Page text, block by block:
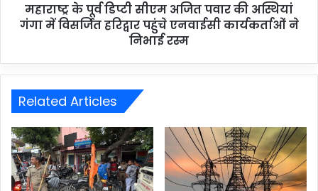
महाराष्ट्र के पूर्व डिप्टी सीएम अजित पवार की अस्थियां
गंगा में विसर्जित हरिद्वार पहुंचे एनवाईसी कार्यकर्ताओं ने
निभाई रस्म
Related Articles